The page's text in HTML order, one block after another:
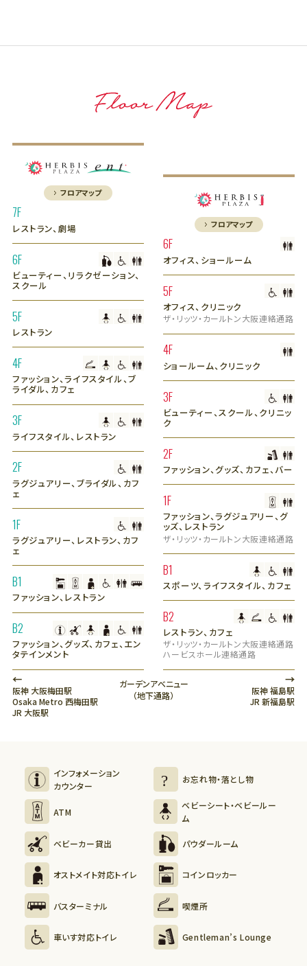
フロアマップ
7F
レストラン、劇場
6F
ビューティー、リラクゼーション、
スクール
5F
レストラン
4F
ファッション、ライフスタイル、ブ
ライダル、カフェ
3F
ライフスタイル、レストラン
2F
ラグジュアリー、ブライダル、カフ
ェ
1F
ラグジュアリー、レストラン、カフ
ェ
B1
ファッション、レストラン
B2
ファッション、グッズ、カフェ、エン
タテインメント
ガーデンアべニュー
（地下通路）
フロアマップ
6F
オフィス、ショールーム
5F
オフィス、クリニック
ザ・リッツ・カールトン大阪連絡通路
4F
ショールーム、クリニック
3F
ビューティー、スクール、クリニッ
ク
2F
ファッション、グッズ、カフェ、バー
1F
ファッション、ラグジュアリー、グ
ッズ、レストラン
ザ・リッツ・カールトン大阪連絡通路
B1
スポーツ、ライフスタイル、カフェ
B2
レストラン、カフェ
ザ・リッツ・カールトン大阪連絡通路
ハービスホール連絡通路
←
阪神 大阪梅田駅
Osaka Metro 西梅田駅
JR 大阪駅
→
阪神 福島駅
JR 新福島駅
インフォメーション
カウンター
お忘れ物・落とし物
ATM
ベビーシート・ベビールー
ム
ベビーカー貸出 パウダールーム
オストメイト対応トイレ コインロッカー
バスターミナル 喫煙所
車いす対応トイレ Gentleman’s Lounge